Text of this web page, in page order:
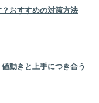
おすすめの対策方法
動きと上手につき合う